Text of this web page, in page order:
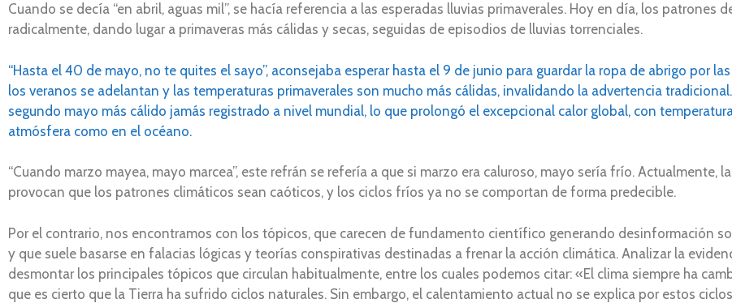
Cuando se decía “en abril, aguas mil”, se hacía referencia a las esperadas lluvias primaverales. Hoy en día, los patrones
radicalmente, dando lugar a primaveras más cálidas y secas, seguidas de episodios de lluvias torrenciales.
“Hasta el 40 de mayo, no te quites el sayo”, aconsejaba esperar hasta el 9 de junio para guardar la ropa de abrigo por
los veranos se adelantan y las temperaturas primaverales son mucho más cálidas, invalidando la advertencia
segundo mayo más cálido jamás registrado a nivel mundial, lo que prolongó el excepcional calor global, con
atmósfera como en el océano.
“Cuando marzo mayea, mayo marcea”, este refrán se refería a que si marzo era caluroso, mayo sería frío. Actualmente,
provocan que los patrones climáticos sean caóticos, y los ciclos fríos ya no se comportan de forma predecible.
Por el contrario, nos encontramos con los tópicos, que carecen de fundamento científico generando desinformación
y que suele basarse en falacias lógicas y teorías conspirativas destinadas a frenar la acción climática. Analizar la
desmontar los principales tópicos que circulan habitualmente, entre los cuales podemos citar: «El clima siempre ha
que es cierto que la Tierra ha sufrido ciclos naturales. Sin embargo, el calentamiento actual no se explica por estos